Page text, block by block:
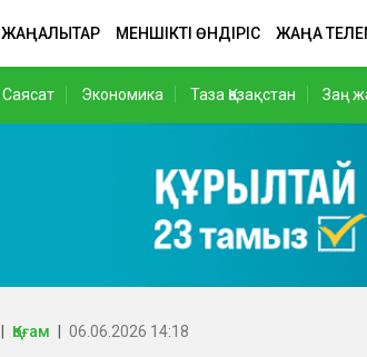
ЖАҢАЛЫҚТАР МЕНШІКТІ ӨНДІРІС ЖАҢА
Саясат Экономика Таза Қазақстан Заң
Қоғам 06.06.2026 14:18